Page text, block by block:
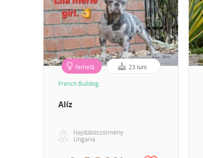
femelă 23 luni
French Bulldog
Alíz
Hajdúböszörmény
Ungaria